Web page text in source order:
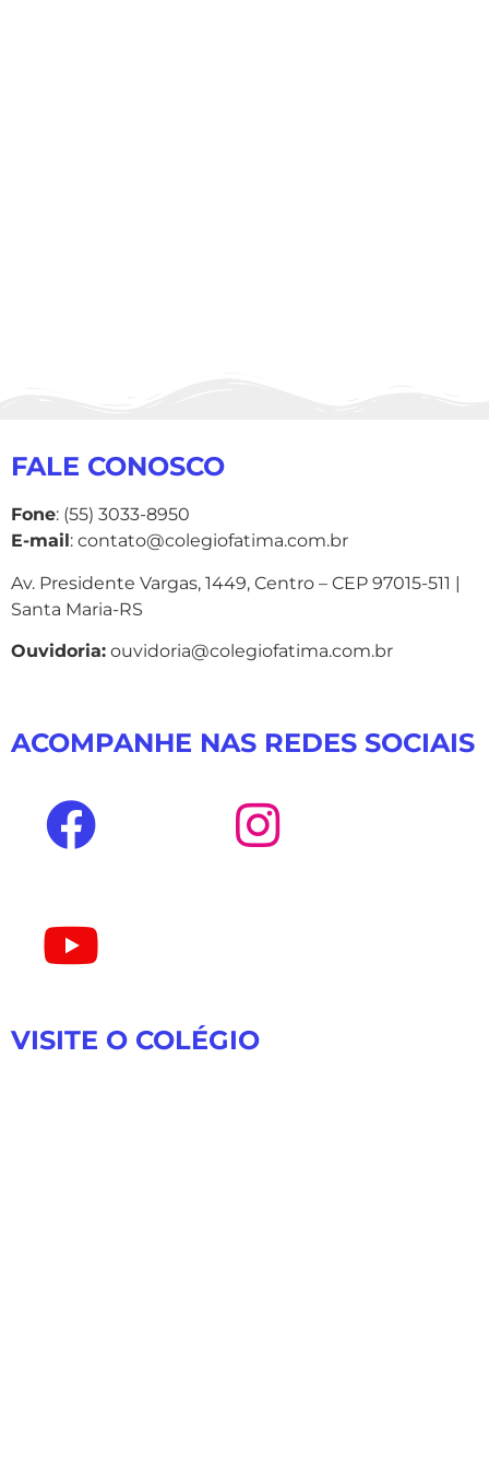
FALE CONOSCO
Fone: (55) 3033-8950
E-mail: contato@colegiofatima.com.br
Av. Presidente Vargas, 1449, Centro – CEP 97015-511 |
Santa Maria-RS
Ouvidoria: ouvidoria@colegiofatima.com.br
ACOMPANHE NAS REDES SOCIAIS
VISITE O COLÉGIO